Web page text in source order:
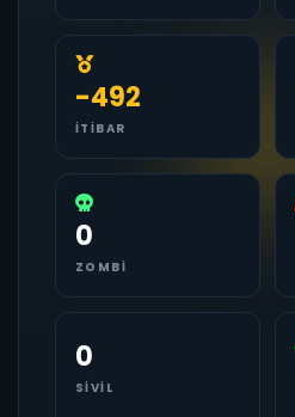
-492
İTIBAR
0
ZOMBI
0
SIVIL